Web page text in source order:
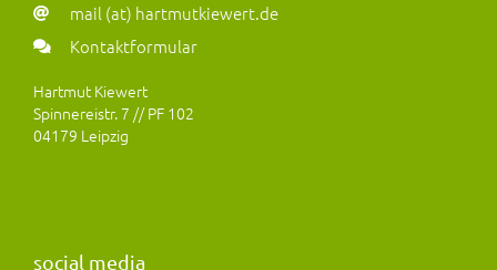
mail (at) hartmutkiewert.de
Kontaktformular
Hartmut Kiewert
Spinnereistr. 7 // PF 102
04179 Leipzig
social media